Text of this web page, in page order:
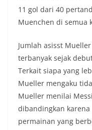
11 gol dari 40
Muenchen di semua
Jumlah asisst
terbanyak sejak
Terkait siapa yang
Mueller mengaku
Mueller menilai
dibandingkan
permainan yang